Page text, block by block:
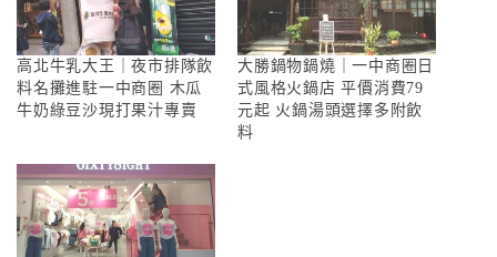
高北牛乳大王｜夜市排隊飲
料名攤進駐一中商圈 木瓜
牛奶綠豆沙現打果汁專賣
大勝鍋物鍋燒｜一中商圈日
式風格火鍋店 平價消費79
元起 火鍋湯頭選擇多附飲
料